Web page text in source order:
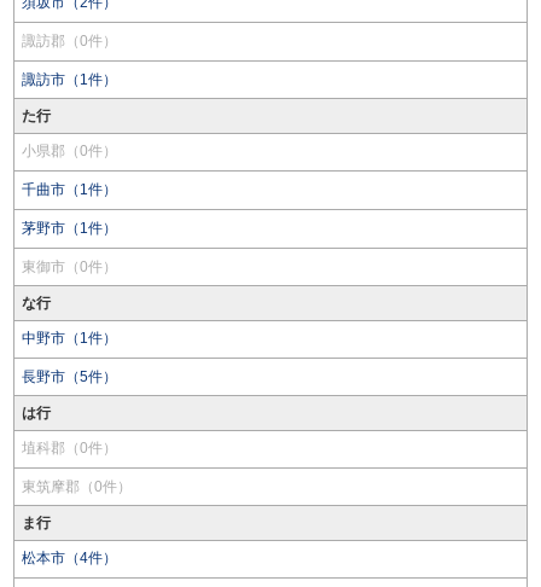
諏訪郡（0件）
諏訪市（1件）
た行
小県郡（0件）
千曲市（1件）
茅野市（1件）
東御市（0件）
な行
中野市（1件）
長野市（5件）
は行
埴科郡（0件）
東筑摩郡（0件）
ま行
松本市（4件）